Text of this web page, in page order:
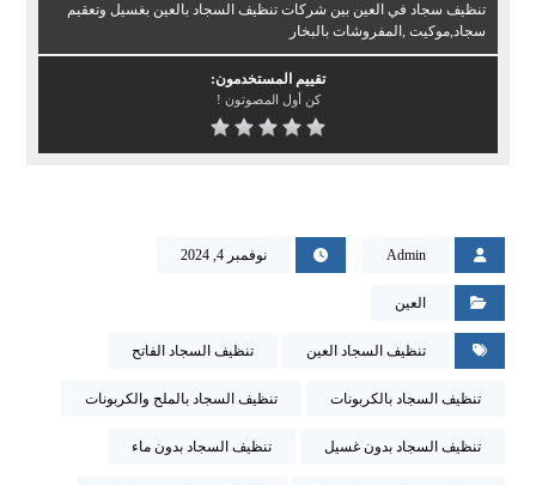
تنظيف سجاد في العين بين شركات تنظيف السجاد بالعين بغسيل وتعقيم
سجاد,موكيت ,المفروشات بالبخار
تقييم المستخدمون:
كن أول المصوتون !
Admin نوفمبر 4, 2024
العين
تنظيف السجاد العين تنظيف السجاد الفاتح
تنظيف السجاد بالكربونات تنظيف السجاد بالملح والكربونات
تنظيف السجاد بدون غسيل تنظيف السجاد بدون ماء